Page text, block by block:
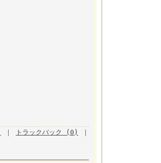
｜ トラックバック (0) ｜